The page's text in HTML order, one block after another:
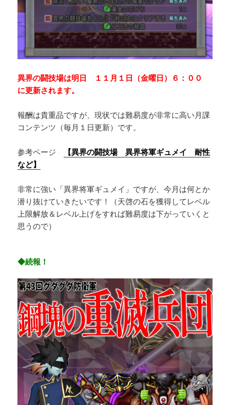
異界の闘技場は明日 １１月１日（金曜日）６：００
に更新されます。
報酬は貴重品ですが、現状では難易度が非常に高い月課
コンテンツ（毎月１日更新）です。
参考ページ
【異界の闘技場 異界将軍ギュメイ 耐性
など】
非常に強い「異界将軍ギュメイ」ですが、今月は何とか
潜り抜けていきたいです！（天啓の石を獲得してレベル
上限解放＆レベル上げをすれば難易度は下がっていくと
思うので）
◆続報！